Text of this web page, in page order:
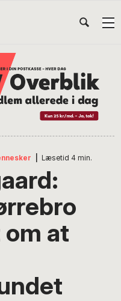
Læsetid 4 min.
at